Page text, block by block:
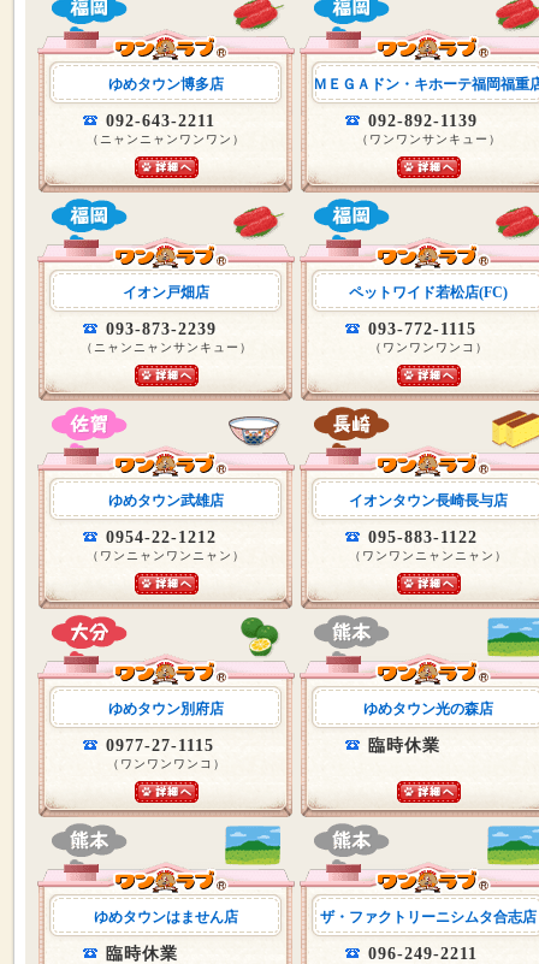
ゆめタウン博多店
092-643-2211
（ニャンニャンワンワン）
ＭＥＧＡドン・キホーテ福岡福重
092-892-1139
（ワンワンサンキュー）
イオン戸畑店
093-873-2239
（ニャンニャンサンキュー）
ペットワイド若松店(FC)
093-772-1115
（ワンワンワンコ）
ゆめタウン武雄店
0954-22-1212
（ワンニャンワンニャン）
イオンタウン長崎長与店
095-883-1122
（ワンワンニャンニャン）
ゆめタウン別府店
0977-27-1115
（ワンワンワンコ）
ゆめタウン光の森店
臨時休業
ゆめタウンはません店
臨時休業
ザ・ファクトリーニシムタ合志店
096-249-2211